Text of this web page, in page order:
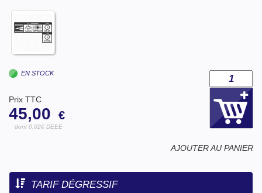
EN STOCK
Prix TTC
45,00 €
dont 0.02€ DEEE
AJOUTER AU PANIER
TARIF DÉGRESSIF